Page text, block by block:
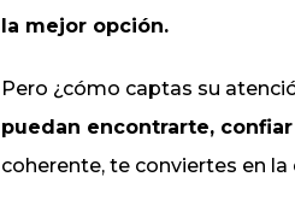
la mejor opción.
Pero ¿cómo captas su
puedan encontrarte,
coherente, te conviertes en la